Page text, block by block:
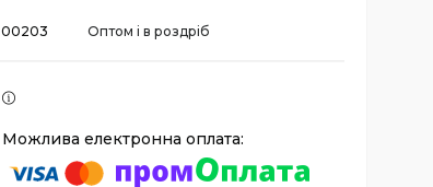
Оптом і в роздріб
00203